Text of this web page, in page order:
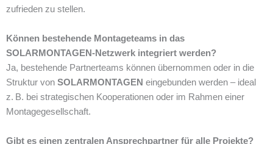
zufrieden zu stellen.
Können bestehende Montageteams in das
SOLARMONTAGEN-Netzwerk integriert werden?
Ja, bestehende Partnerteams können übernommen oder in die
Struktur von SOLARMONTAGEN eingebunden werden – ideal
z. B. bei strategischen Kooperationen oder im Rahmen einer
Montagegesellschaft.
Gibt es einen zentralen Ansprechpartner für alle Projekte?